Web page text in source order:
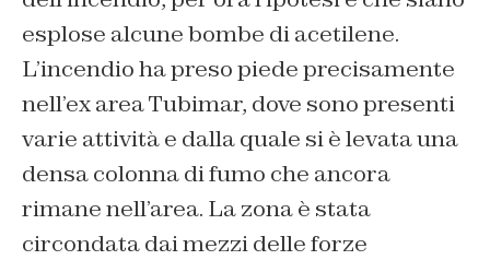
esplose alcune bombe di acetilene.
L’incendio ha preso piede precisamente
nell’ex area Tubimar, dove sono presenti
varie attività e dalla quale si è levata una
densa colonna di fumo che ancora
rimane nell’area. La zona è stata
circondata dai mezzi delle forze